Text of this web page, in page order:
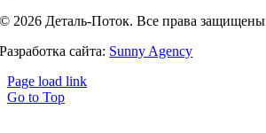
© 2026 Деталь-Поток. Все права защищены
Разработка сайта: Sunny Agency
Page load link
Go to Top